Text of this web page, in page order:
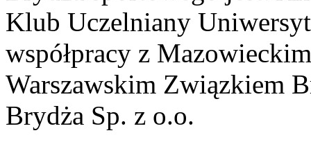
Klub Uczelniany
współpracy z
Warszawskim Związkiem
Brydża Sp. z o.o.